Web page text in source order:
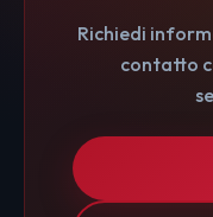
Richiedi
contatto